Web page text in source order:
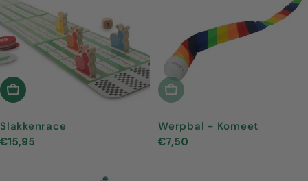
In Winkelwagen
Slakkenrace
Normale
€15,95
Uitverkocht
Werpbal - Komeet
Normale
€7,50